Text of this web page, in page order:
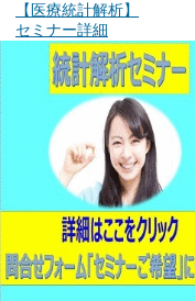
【医療統計解析】
セミナー詳細